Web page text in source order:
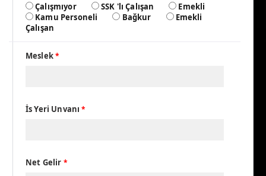
Çalışmıyor
SSK 'lı Çalışan
Kamu Personeli
Bağkur Emekli
Çalışan
Meslek*
İs Yeri Unvanı*
Net Gelir *